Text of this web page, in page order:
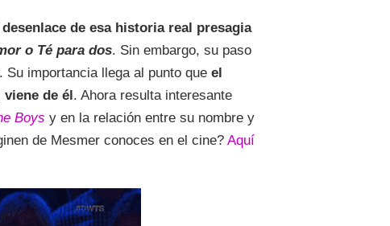
de esa historia real presagia
o Té para dos. Sin embargo, su paso
importancia llega al punto que el
de él. Ahora resulta interesante
Boys y en la relación entre su nombre y
de Mesmer conoces en el cine? Aquí